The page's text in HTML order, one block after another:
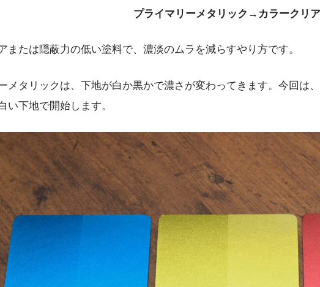
プライマリーメタリック→カラークリア
または隠蔽力の低い塗料で、濃淡のムラを減らすやり方です。
メタリックは、下地が白か黒かで濃さが変わってきます。今回は
い下地で開始します。